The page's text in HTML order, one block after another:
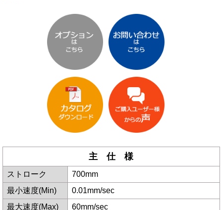
主 仕 様
ストローク
700mm
最小速度(Min)
0.01mm/sec
最大速度(Max)
60mm/sec